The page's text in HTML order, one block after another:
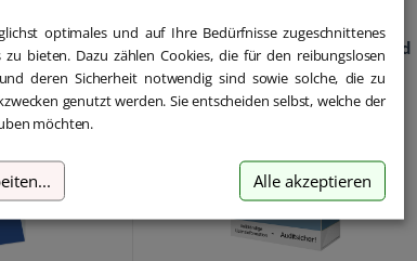
PKC Box Microsoft Word 2010 Download
optimales und auf Ihre Bedürfnisse zugeschnittenes
zu bieten. Dazu zählen Cookies, die für den reibungslosen
deren Sicherheit notwendig sind sowie solche, die zu
genutzt werden. Sie entscheiden selbst, welche der
möchten.
... Alle akzeptieren